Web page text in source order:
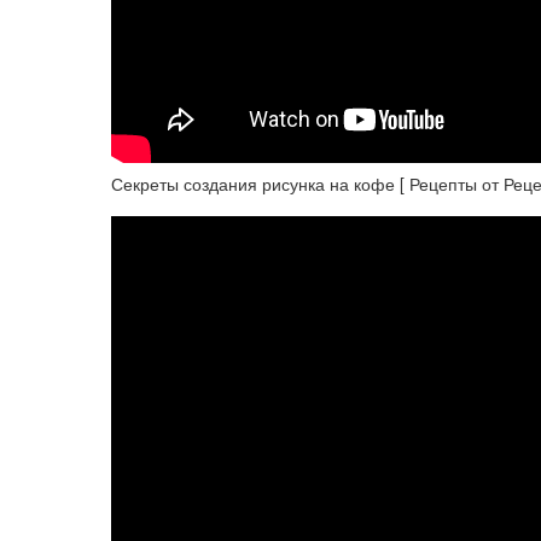
Секреты создания рисунка на кофе [ Рецепты от